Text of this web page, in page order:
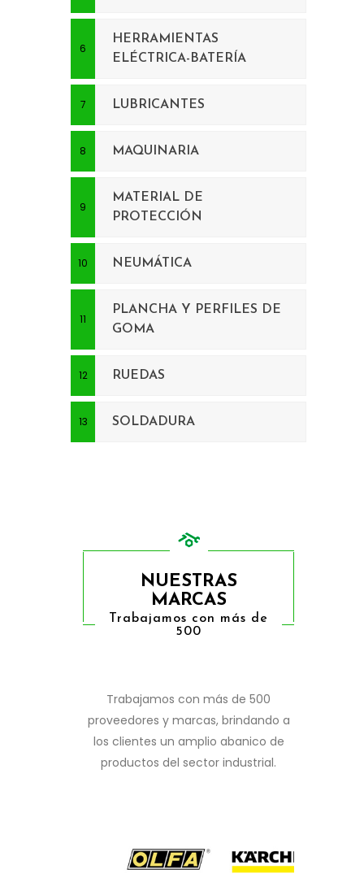
HERRAMIENTAS
ELÉCTRICA-BATERÍA
LUBRICANTES
MAQUINARIA
MATERIAL DE
PROTECCIÓN
NEUMÁTICA
PLANCHA Y PERFILES DE
GOMA
RUEDAS
SOLDADURA
NUESTRAS
MARCAS
Trabajamos con más de
500
Trabajamos con más de 500
proveedores y marcas, brindando a
los clientes un amplio abanico de
productos del sector industrial.